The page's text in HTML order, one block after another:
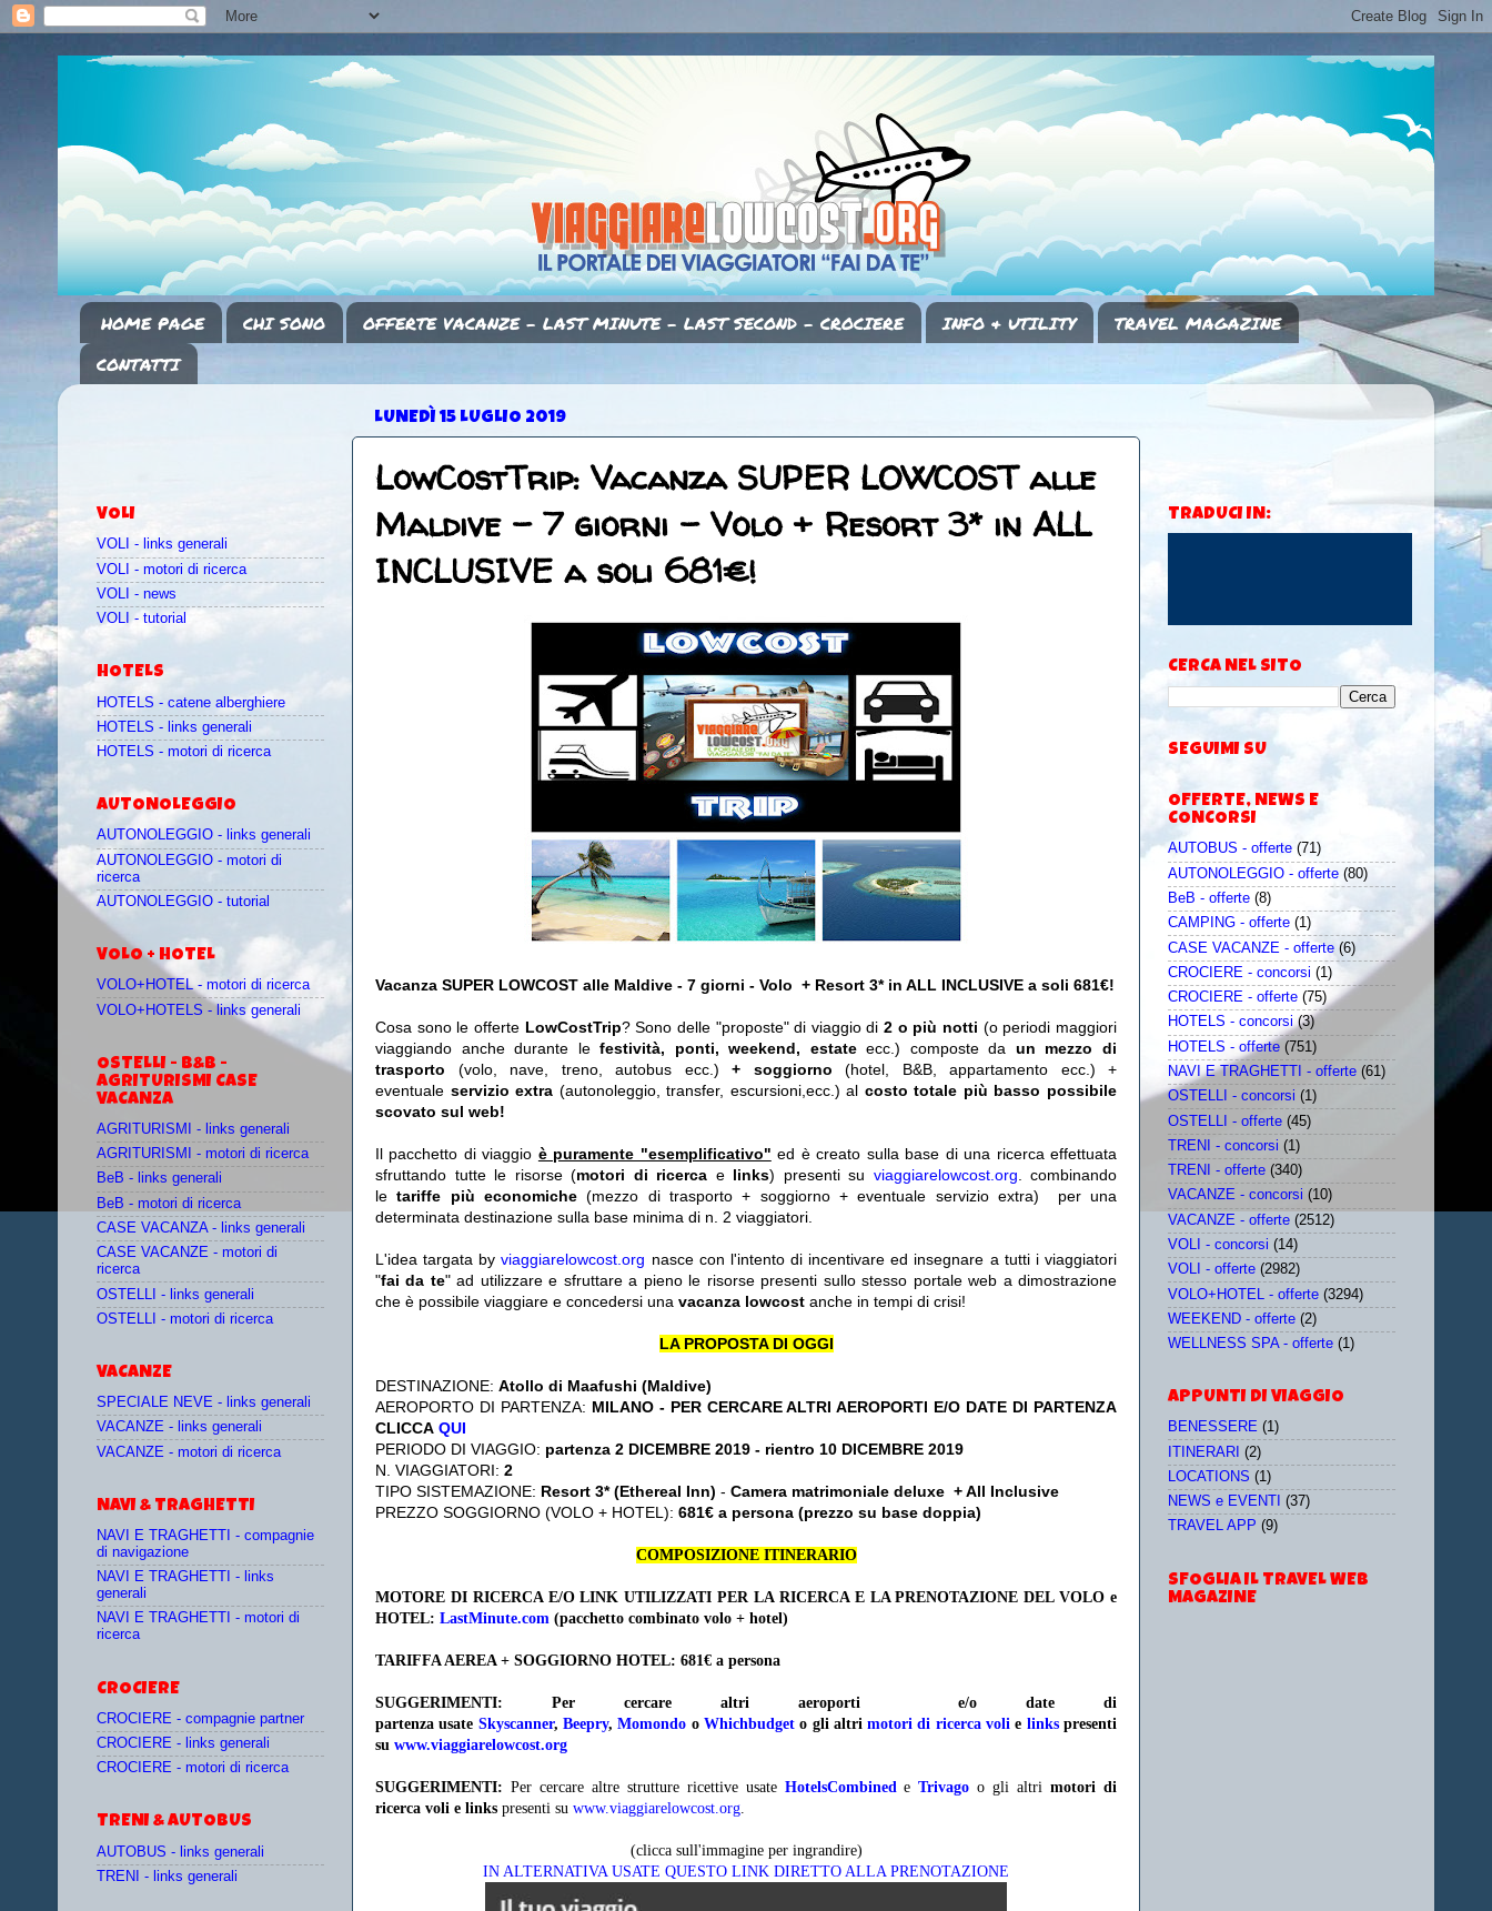
HOME PAGE CHI SONO OFFERTE VACANZE - LAST MINUTE - LAST SECOND - CROCIERE INFO & UTILITY
TRAVEL MAGAZINE
CONTATTI
LUNEDÌ 15 LUGLIO 2019
LowCostTrip: Vacanza SUPER LOWCOST alle
Maldive - 7 giorni - Volo + Resort 3* in ALL
INCLUSIVE a soli 681€!
Vacanza SUPER LOWCOST alle Maldive - 7 giorni - Volo + Resort 3* in ALL INCLUSIVE a soli 681€!
Cosa sono le offerte LowCostTrip? Sono delle "proposte" di viaggio di2 o più notti (o periodi maggiori
viaggiando anche durante lefestività, ponti, weekend, estateecc.) composte da un mezzo di
trasporto (volo, nave, treno, autobus ecc.) + soggiorno (hotel, B&B, appartamento ecc.) +
eventuale servizio extra (autonoleggio, transfer, escursioni,ecc.) al costo totale più basso possibile
scovato sul web!
Il pacchetto di viaggio è puramente "esemplificativo" ed è creato sulla base di una ricerca effettuata
sfruttando tutte le risorse (motori di ricerca e links) presenti su viaggiarelowcost.org . combinando
le tariffe più economiche(mezzo di trasporto + soggiorno + eventuale servizio extra)
per una
determinata destinazione sulla base minima di n. 2 viaggiatori.
L'idea targata byviaggiarelowcost.org nasce con l'intento di incentivare ed insegnare a tutti i viaggiatori
"fai da te" ad utilizzare e sfruttare a pieno le risorse presenti sullo stesso portale web a dimostrazione
che è possibile viaggiare e concedersi una vacanza lowcost anche in tempi di crisi!
LA PROPOSTA DI OGGI
DESTINAZIONE: Atollo di Maafushi (Maldive)
AEROPORTO DI PARTENZA: MILANO - PER CERCARE ALTRI AEROPORTI E/O DATE DI PARTENZA
CLICCA QUI
PERIODO DI VIAGGIO: partenza 2 DICEMBRE 2019 - rientro 10 DICEMBRE 2019
N. VIAGGIATORI: 2
TIPO SISTEMAZIONE: Resort 3* (Ethereal Inn) - Camera matrimoniale deluxe + All Inclusive
PREZZO SOGGIORNO (VOLO + HOTEL): 681€ a persona (prezzo su base doppia)
COMPOSIZIONE ITINERARIO
MOTORE DI RICERCA E/O LINK UTILIZZATI PER LA RICERCA E LA PRENOTAZIONE DEL VOLO e
HOTEL: LastMinute.com (pacchetto combinato volo + hotel)
TARIFFA AEREA + SOGGIORNO HOTEL: 681€ a persona
SUGGERIMENTI: Per cercare altri aeroporti e/o date di
partenza usate Skyscanner, Beepry,Momondo o Whichbudgeto gli altrimotori di ricerca voli e linkspresenti
su www.viaggiarelowcost.org
SUGGERIMENTI: Per cercare altre strutture ricettive usate HotelsCombinedeTrivago o gli altrimotori di
ricerca voli e links presenti su www.viaggiarelowcost.org.
(clicca sull'immagine per ingrandire)
IN ALTERNATIVA USATE QUESTO LINK DIRETTO ALLA PRENOTAZIONE
VOLI
VOLI - links generali
VOLI - motori di ricerca
VOLI - news
VOLI - tutorial
HOTELS
HOTELS - catene alberghiere
HOTELS - links generali
HOTELS - motori di ricerca
AUTONOLEGGIO
AUTONOLEGGIO - links generali
AUTONOLEGGIO - motori di
ricerca
AUTONOLEGGIO - tutorial
VOLO + HOTEL
VOLO+HOTEL - motori di ricerca
VOLO+HOTELS - links generali
OSTELLI - B&B -
AGRITURISMI CASE
VACANZA
AGRITURISMI - links generali
AGRITURISMI - motori di ricerca
BeB - links generali
BeB - motori di ricerca
CASE VACANZA - links generali
CASE VACANZE - motori di
ricerca
OSTELLI - links generali
OSTELLI - motori di ricerca
VACANZE
SPECIALE NEVE - links generali
VACANZE - links generali
VACANZE - motori di ricerca
NAVI & TRAGHETTI
NAVI E TRAGHETTI - compagnie
di navigazione
NAVI E TRAGHETTI - links
generali
NAVI E TRAGHETTI - motori di
ricerca
CROCIERE
CROCIERE - compagnie partner
CROCIERE - links generali
CROCIERE - motori di ricerca
TRENI & AUTOBUS
AUTOBUS - links generali
TRENI - links generali
TRADUCI IN:
CERCA NEL SITO
SEGUIMI SU
OFFERTE, NEWS E
CONCORSI
AUTOBUS - offerte (71)
AUTONOLEGGIO - offerte (80)
BeB - offerte (8)
CAMPING - offerte (1)
CASE VACANZE - offerte (6)
CROCIERE - concorsi (1)
CROCIERE - offerte (75)
HOTELS - concorsi (3)
HOTELS - offerte (751)
NAVI E TRAGHETTI - offerte (61)
OSTELLI - concorsi (1)
OSTELLI - offerte (45)
TRENI - concorsi (1)
TRENI - offerte (340)
VACANZE - concorsi (10)
VACANZE - offerte (2512)
VOLI - concorsi (14)
VOLI - offerte (2982)
VOLO+HOTEL - offerte (3294)
WEEKEND - offerte (2)
WELLNESS SPA - offerte (1)
APPUNTI DI VIAGGIO
BENESSERE (1)
ITINERARI (2)
LOCATIONS (1)
NEWS e EVENTI
(37)
TRAVEL APP (9)
SFOGLIA IL TRAVEL WEB
MAGAZINE